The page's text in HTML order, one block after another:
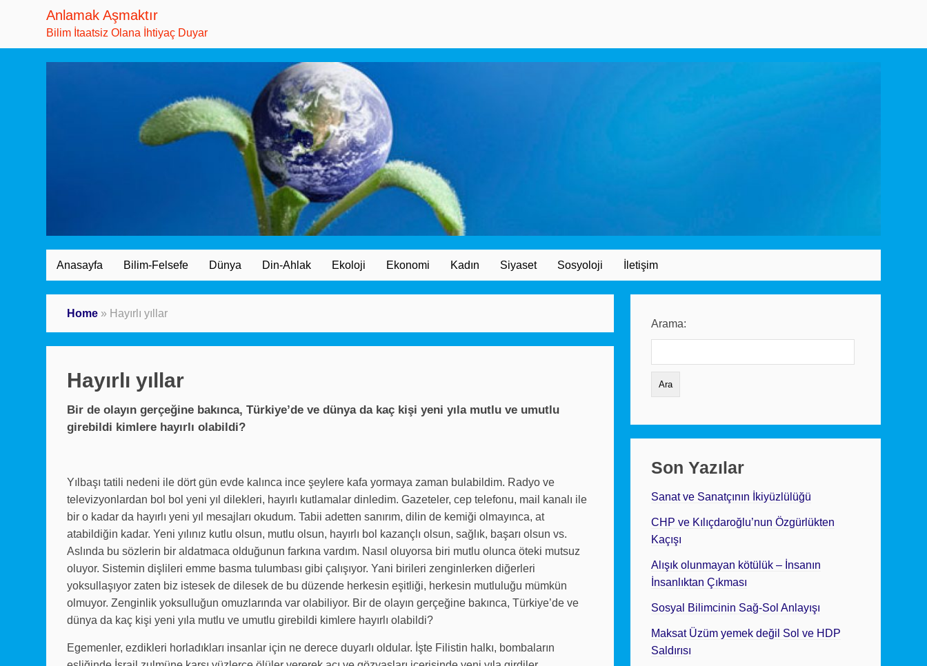
Anlamak Aşmaktır
Bilim İtaatsiz Olana İhtiyaç Duyar
Anasayfa Bilim-Felsefe Dünya Din-Ahlak Ekoloji Ekonomi Kadın Siyaset Sosyoloji İletişim
Home » Hayırlı yıllar
Hayırlı yıllar
Bir de olayın gerçeğine bakınca, Türkiye’de ve dünya da kaç kişi yeni yıla mutlu ve umutlu
girebildi kimlere hayırlı olabildi?
Yılbaşı tatili nedeni ile dört gün evde kalınca ince şeylere kafa yormaya zaman bulabildim. Radyo ve
televizyonlardan bol bol yeni yıl dilekleri, hayırlı kutlamalar dinledim. Gazeteler, cep telefonu, mail kanalı ile
bir o kadar da hayırlı yeni yıl mesajları okudum. Tabii adetten sanırım, dilin de kemiği olmayınca, at
atabildiğin kadar. Yeni yılınız kutlu olsun, mutlu olsun, hayırlı bol kazançlı olsun, sağlık, başarı olsun vs.
Aslında bu sözlerin bir aldatmaca olduğunun farkına vardım. Nasıl oluyorsa biri mutlu olunca öteki mutsuz
oluyor. Sistemin dişlileri emme basma tulumbası gibi çalışıyor. Yani birileri zenginlerken diğerleri
yoksullaşıyor zaten biz istesek de dilesek de bu düzende herkesin eşitliği, herkesin mutluluğu mümkün
olmuyor. Zenginlik yoksulluğun omuzlarında var olabiliyor. Bir de olayın gerçeğine bakınca, Türkiye’de ve
dünya da kaç kişi yeni yıla mutlu ve umutlu girebildi kimlere hayırlı olabildi?
Egemenler, ezdikleri horladıkları insanlar için ne derece duyarlı oldular. İşte Filistin halkı, bombaların
Arama:
Son Yazılar
Sanat ve Sanatçının İkiyüzlülüğü
CHP ve Kılıçdaroğlu’nun Özgürlükten
Kaçışı
Alışık olunmayan kötülük – İnsanın
İnsanlıktan Çıkması
Sosyal Bilimcinin Sağ-Sol Anlayışı
Maksat Üzüm yemek değil Sol ve HDP
Saldırısı